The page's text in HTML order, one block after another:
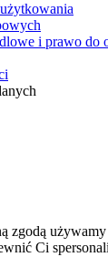
i prawo do
zgodą
Ci